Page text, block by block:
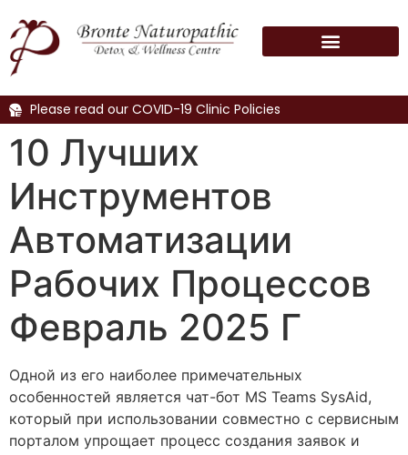
Please read our COVID-19 Clinic Policies
10 Лучших
Инструментов
Автоматизации
Рабочих Процессов
Февраль 2025 Г
Одной из его наиболее примечательных
особенностей является чат-бот MS Teams SysAid,
который при использовании совместно с сервисным
порталом упрощает процесс создания заявок и